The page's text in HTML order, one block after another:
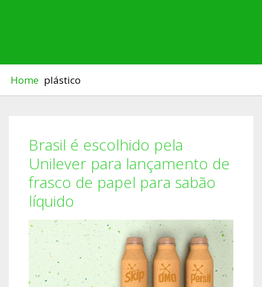
Home plástico
Brasil é escolhido pela
Unilever para lançamento de
frasco de papel para sabão
líquido